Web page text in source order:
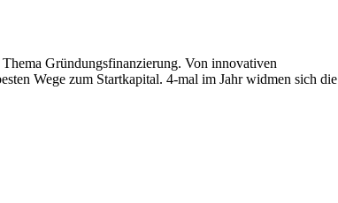
Gründungsfinanzierung. Von innovativen
Wege zum Startkapital. 4-mal im Jahr widmen sich die